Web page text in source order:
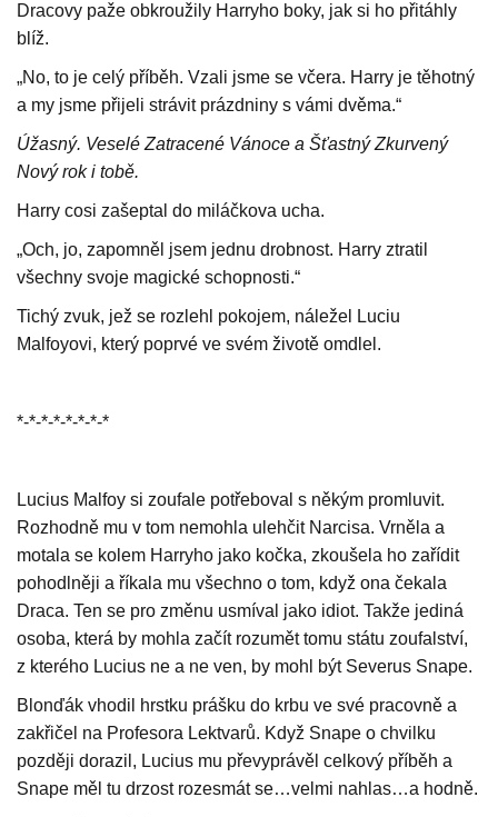
Dracovy paže obkroužily Harryho boky, jak si ho přitáhly
blíž.
„No, to je celý příběh. Vzali jsme se včera. Harry je těhotný
a my jsme přijeli strávit prázdniny s vámi dvěma.“
Úžasný. Veselé Zatracené Vánoce a Šťastný Zkurvený
Nový rok i tobě.
Harry cosi zašeptal do miláčkova ucha.
„Och, jo, zapomněl jsem jednu drobnost. Harry ztratil
všechny svoje magické schopnosti.“
Tichý zvuk, jež se rozlehl pokojem, náležel Luciu
Malfoyovi, který poprvé ve svém životě omdlel.
*-*-*-*-*-*-*-*
Lucius Malfoy si zoufale potřeboval s někým promluvit.
Rozhodně mu v tom nemohla ulehčit Narcisa. Vrněla a
motala se kolem Harryho jako kočka, zkoušela ho zařídit
pohodlněji a říkala mu všechno o tom, když ona čekala
Draca. Ten se pro změnu usmíval jako idiot. Takže jediná
osoba, která by mohla začít rozumět tomu státu zoufalství,
z kterého Lucius ne a ne ven, by mohl být Severus Snape.
Blonďák vhodil hrstku prášku do krbu ve své pracovně a
zakřičel na Profesora Lektvarů. Když Snape o chvilku
později dorazil, Lucius mu převyprávěl celkový příběh a
Snape měl tu drzost rozesmát se…velmi nahlas…a hodně.